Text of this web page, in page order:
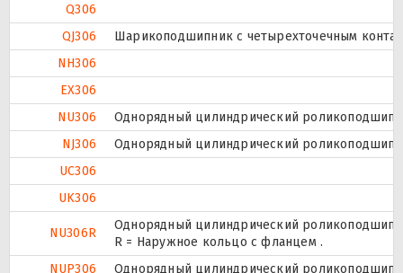
Q306
QJ306
Шарикоподшипник с четырехточечным
NH306
EX306
NU306
Однорядный цилиндрический
NJ306
Однорядный цилиндрический
UC306
UK306
NU306R
Однорядный цилиндрический
R = Наружное кольцо с фланцем .
NUP306
Однорядный цилиндрический